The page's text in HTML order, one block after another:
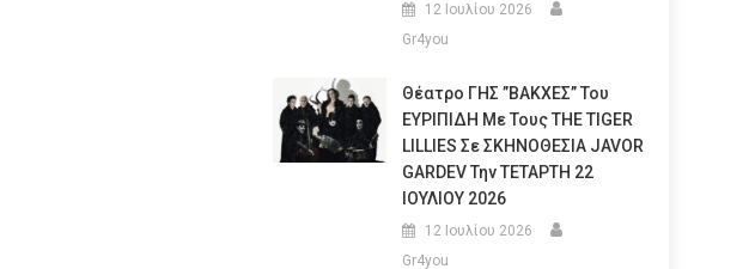
12 Ιουλίου 2026
Gr4you
Θέατρο ΓΗΣ ”ΒΑΚΧΕΣ” Του
ΕΥΡΙΠΙΔΗ Με Τους THE TIGER
LILLIES Σε ΣΚΗΝΟΘΕΣΙΑ JAVOR
GARDEV Την ΤΕΤΑΡΤΗ 22
ΙΟΥΛΙΟΥ 2026
12 Ιουλίου 2026
Gr4you